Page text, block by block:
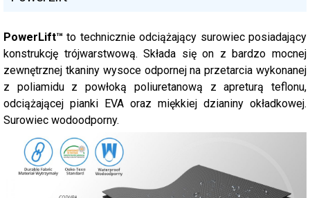
PowerLift™ to technicznie odciążający surowiec posiadający
konstrukcję trójwarstwową. Składa się on z bardzo mocnej
zewnętrznej tkaniny wysoce odpornej na przetarcia wykonanej
z poliamidu z powłoką poliuretanową z apreturą teflonu,
odciążającej pianki EVA oraz miękkiej dzianiny okładkowej.
Surowiec wodoodporny.